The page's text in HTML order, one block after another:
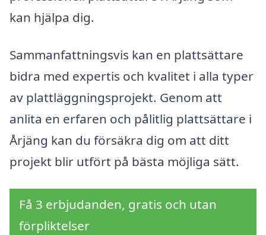
kan hjälpa dig.
Sammanfattningsvis kan en plattsättare
bidra med expertis och kvalitet i alla typer
av plattläggningsprojekt. Genom att
anlita en erfaren och pålitlig plattsättare i
Årjäng kan du försäkra dig om att ditt
projekt blir utfört på bästa möjliga sätt.
Få 3 erbjudanden, gratis och utan
förpliktelser